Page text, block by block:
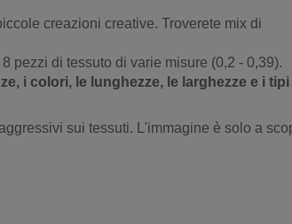
creazioni creative. Troverete mix di
pezzi di tessuto di varie misure (0,2 - 0,39).
i colori, le lunghezze, le larghezze e i
sui tessuti. L'immagine è solo a